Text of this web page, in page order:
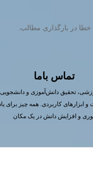
خطا در بارگذاری مطالب.
تماس باما
تحقیق دانش‌آموزی و دانشجویی،
کاربردی. همه چیز برای
و افزایش دانش در یک مکان